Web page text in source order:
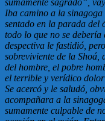
sumamente sagrado”,
Iba camino a la
sentado en la parada del
todo lo que no se debería
despectiva le fastidió,
sobreviviente de la Shoá,
del hombre, el pobre
el terrible y verídico
Se acercó y le saludó,
acompañara a la
sumamente culpable de